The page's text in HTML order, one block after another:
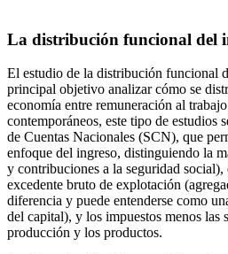
La distribución funcional del
El estudio de la distribución funcional
principal objetivo analizar cómo se
economía entre remuneración al
contemporáneos, este tipo de estudios
de Cuentas Nacionales (SCN), que
enfoque del ingreso, distinguiendo la
y contribuciones a la seguridad
excedente bruto de explotación
diferencia y puede entenderse como
del capital), y los impuestos menos las
producción y los productos.